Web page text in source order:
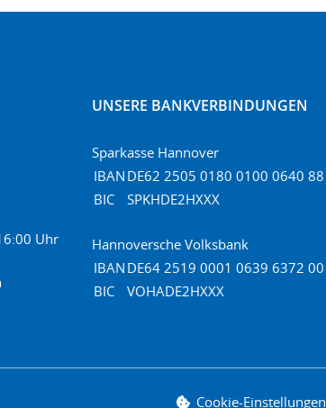
Uhr
UNSERE BANKVERBINDUNGEN
Sparkasse Hannover
IBAN DE62 2505 0180 0100 0640 88
BIC
SPKHDE2HXXX
Hannoversche Volksbank
IBAN DE64 2519 0001 0639 6372 00
BIC
VOHADE2HXXX
Cookie-Einstellungen